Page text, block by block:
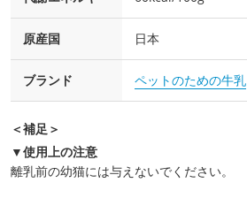
原産国 日本
ブランド ペットのための牛乳
＜補足＞
▼使用上の注意
離乳前の幼猫には与えないでください。